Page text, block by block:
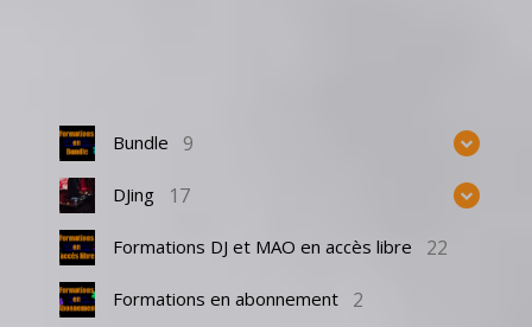
Bundle 9
DJing 17
Formations DJ et MAO en accès libre 22
Formations en abonnement 2